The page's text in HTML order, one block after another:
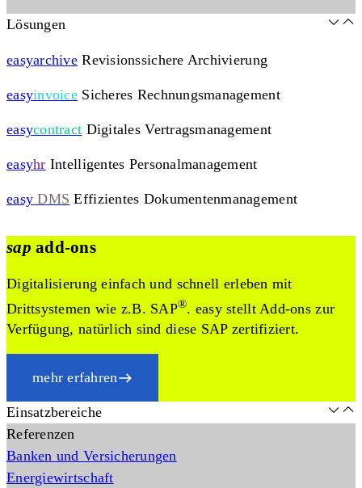
Lösungen
easyarchive Revisionssichere Archivierung
easyinvoice Sicheres Rechnungsmanagement
easycontract Digitales Vertragsmanagement
easyhr Intelligentes Personalmanagement
easy DMS Effizientes Dokumentenmanagement
sap add-ons
Digitalisierung einfach und schnell erleben mit
Drittsystemen wie z.B. SAP®. easy stellt Add-ons zur
Verfügung, natürlich sind diese SAP zertifiziert.
mehr erfahren
Einsatzbereiche
Referenzen
Banken und Versicherungen
Energiewirtschaft